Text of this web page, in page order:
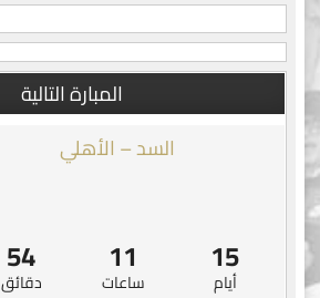
المبارة التالية
السد – الأهلي
15
أيام
11
ساعات
54
دقائق